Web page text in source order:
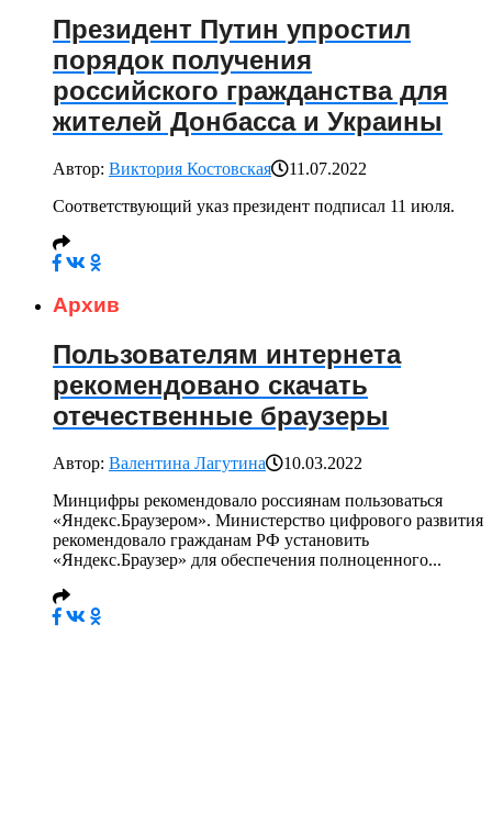
Президент Путин упростил
порядок получения
российского гражданства для
жителей Донбасса и Украины
Автор: Виктория Костовская
11.07.2022
Соответствующий указ президент подписал 11 июля.
Архив
Пользователям интернета
рекомендовано скачать
отечественные браузеры
Автор: Валентина Лагутина
10.03.2022
Минцифры рекомендовало россиянам пользоваться
«Яндекс.Браузером». Министерство цифрового развития
рекомендовало гражданам РФ установить
«Яндекс.Браузер» для обеспечения полноценного...